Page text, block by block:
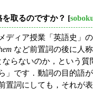
取るのですか？ [
ィア授業「英語史」
など前置詞の後に人
ならないのか，という質
です．動詞の目的語
置詞にしても，それ